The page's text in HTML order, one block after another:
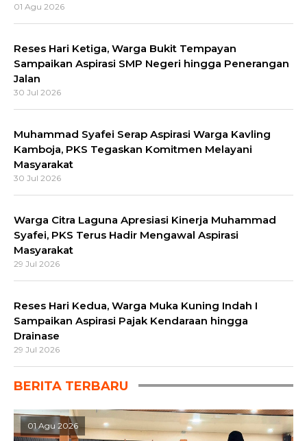
01 Agu 2026
Reses Hari Ketiga, Warga Bukit Tempayan
Sampaikan Aspirasi SMP Negeri hingga Penerangan
Jalan
30 Jul 2026
Muhammad Syafei Serap Aspirasi Warga Kavling
Kamboja, PKS Tegaskan Komitmen Melayani
Masyarakat
30 Jul 2026
Warga Citra Laguna Apresiasi Kinerja Muhammad
Syafei, PKS Terus Hadir Mengawal Aspirasi
Masyarakat
29 Jul 2026
Reses Hari Kedua, Warga Muka Kuning Indah I
Sampaikan Aspirasi Pajak Kendaraan hingga
Drainase
29 Jul 2026
BERITA TERBARU
01 Agu 2026